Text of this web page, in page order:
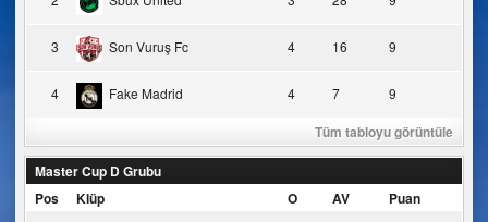
3 Son Vuruş Fc 4 16 9
4 Fake Madrid 4 7 9
Tüm tabloyu görüntüle
Master Cup D Grubu
Pos
Klüp O AV Puan